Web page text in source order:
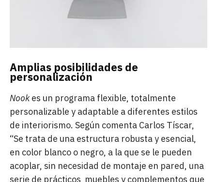
Amplias posibilidades de
personalización
Nookes un programa flexible, totalmente
personalizable y adaptable a diferentes estilos
de interiorismo. Según comenta Carlos Tíscar,
“Se trata de una estructura robusta y esencial,
en color blanco o negro, a la que se le pueden
acoplar, sin necesidad de montaje en pared, una
serie de prácticos muebles y complementos que